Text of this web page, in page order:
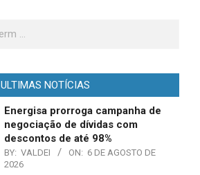
ULTIMAS NOTÍCIAS
Energisa prorroga campanha de
negociação de dívidas com
descontos de até 98%
BY: VALDEI ON: 6 DE AGOSTO DE
2026